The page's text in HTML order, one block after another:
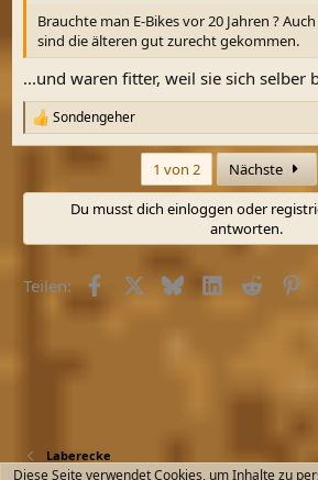
Brauchte man E-Bikes vor 20 Jahren ?
sind die älteren gut zurecht gekommen.
...und waren fitter, weil sie sich selber
R
e
t
n
n
Sondengeher
1 von 2 Nächste
Du musst dich einloggen oder
antworten.
Teilen: FacebookX (Twitter)
BlueskyLinkedInReddit
Laberecke
Diese Seite verwendet Cookies, um Inhalte zu